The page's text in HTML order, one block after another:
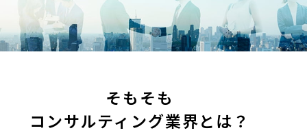
そもそも
コンサルティング業界とは？